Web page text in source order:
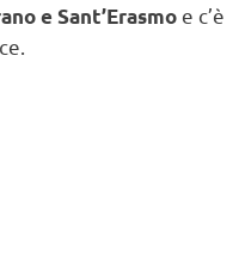
e Sant’Erasmo e c’è